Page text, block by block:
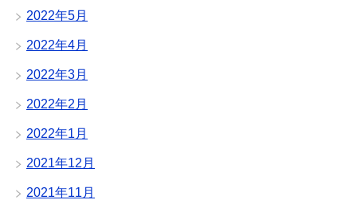
2022年5月
2022年4月
2022年3月
2022年2月
2022年1月
2021年12月
2021年11月